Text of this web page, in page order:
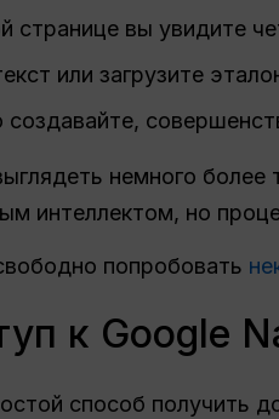
странице вы увидите
или загрузите
немного более
интеллектом, но
попробовать
к Google
способ получить